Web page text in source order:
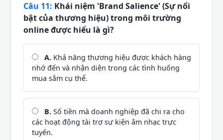
Câu 11: Khái niệm 'Brand Salience' (Sự nổi
bật của thương hiệu) trong môi trường
online được hiểu là gì?
A. Khả năng thương hiệu được khách hàng
nhớ đến và nhận diện trong các tình huống
mua sắm cụ thể.
B. Số tiền mà doanh nghiệp đã chi ra cho
các hoạt động tài trợ sự kiện âm nhạc trực
tuyến.